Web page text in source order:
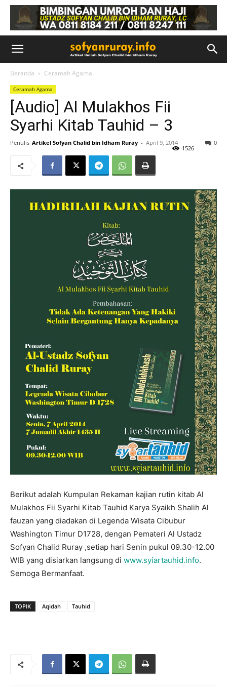
Beranda Ceramah Agama
Ceramah Agama
[Audio] Al Mulakhos Fii
Syarhi Kitab Tauhid – 3
Penulis Artikel Sofyan Chalid bin Idham Ruray - April 9, 2014 0
1526
Berikut adalah Kumpulan Rekaman kajian rutin kitab Al
Mulakhos Fii Syarhi Kitab Tauhid Karya Syaikh Shalih Al
fauzan yang diadakan di Legenda Wisata Cibubur
Washington Timur D1728, dengan Pemateri Al Ustadz
Sofyan Chalid Ruray ,setiap hari Senin pukul 09.30-12.00
WIB yang disiarkan langsung di www.syiartauhid.info.
Semoga Bermanfaat.
TOPIK Aqidah Tauhid